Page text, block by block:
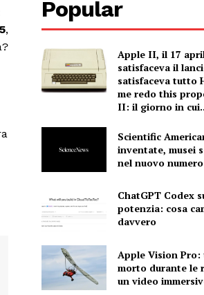
,
Popular
Apple II, il 17
satisfaceva il
satisfaceva tutto
me redo this
II: il giorno in
Scientific
inventate, musei
nel nuovo numero
ChatGPT Codex
potenzia: cosa
davvero
Apple Vision
morto durante le
un video